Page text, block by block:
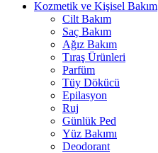
Kozmetik ve Kişisel Bakım
Cilt Bakım
Saç Bakım
Ağız Bakım
Tıraş Ürünleri
Parfüm
Tüy Dökücü
Epilasyon
Ruj
Günlük Ped
Yüz Bakımı
Deodorant